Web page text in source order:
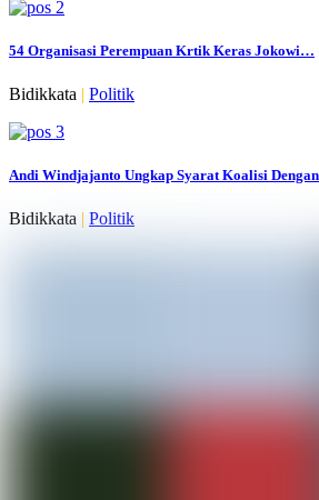
54 Organisasi Perempuan Krtik Keras Jokowi…
Bidikkata | Politik
Andi Windjajanto Ungkap Syarat Koalisi
Bidikkata | Politik